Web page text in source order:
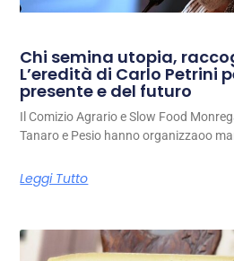
Chi semina utopia,
L’eredità di Carlo Petrini
presente e del futuro
Il Comizio Agrario e Slow Food
Tanaro e Pesio hanno organizzaoo
Leggi Tutto